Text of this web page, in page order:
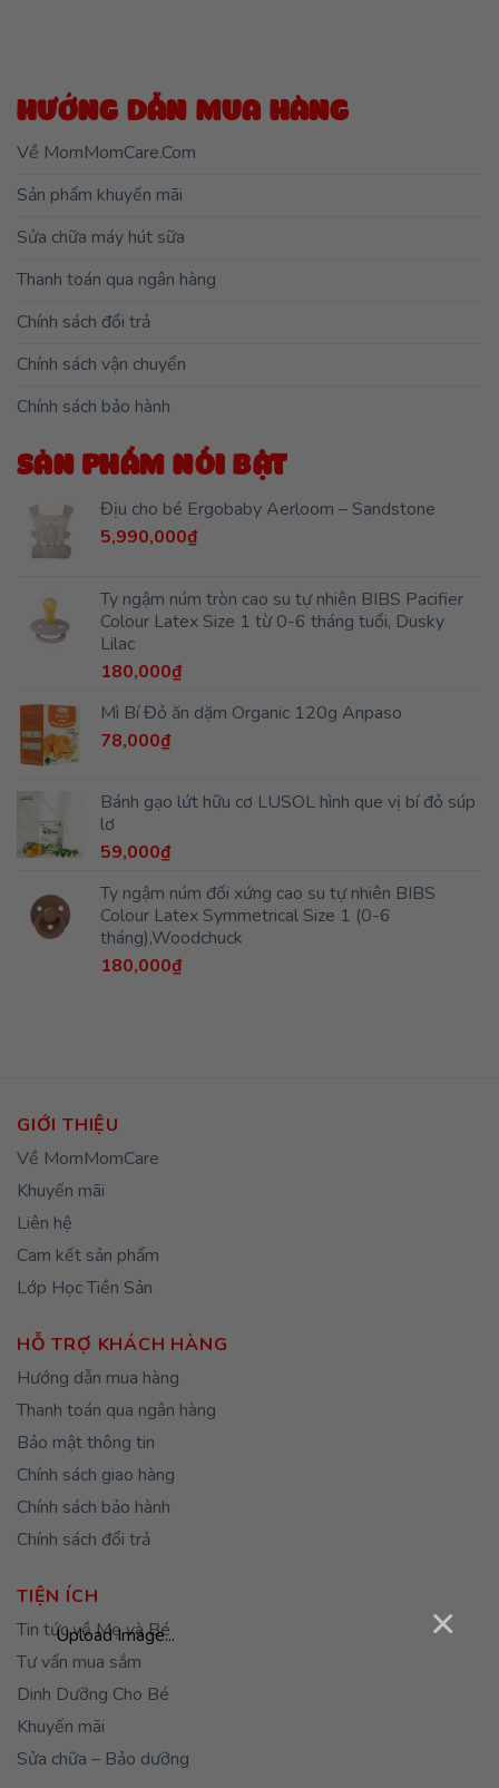
Upload Image... ×
Chính sách bảo hành
SẢN PHẨM NỔI BẬT
Địu cho bé Ergobaby Aerloom – Sandstone
Ty ngậm núm tròn cao su tự nhiên BIBS Pacifier
Lilac
78,000₫
Bánh gạo lứt hữu cơ LUSOL hình que vị bí đỏ súp
lơ
Ty ngậm núm đối xứng cao su tự nhiên BIBS
Colour Latex Symmetrical Size 1 (0-6
tháng),Woodchuck
180,000₫
GIỚI THIỆU
Khuyến mãi
Liên hệ
Cam kết sản phẩm
Thanh toán qua ngân hàng
Bảo mật thông tin
Chính sách giao hàng
Chính sách bảo hành
Chính sách đổi trả
Tin tức về Mẹ và Bé
Tư vấn mua sắm
Dinh Dưỡng Cho Bé
Khuyến mãi
Sửa chữa – Bảo dưỡng
ĐỐI TÁC GIAO HÀNG